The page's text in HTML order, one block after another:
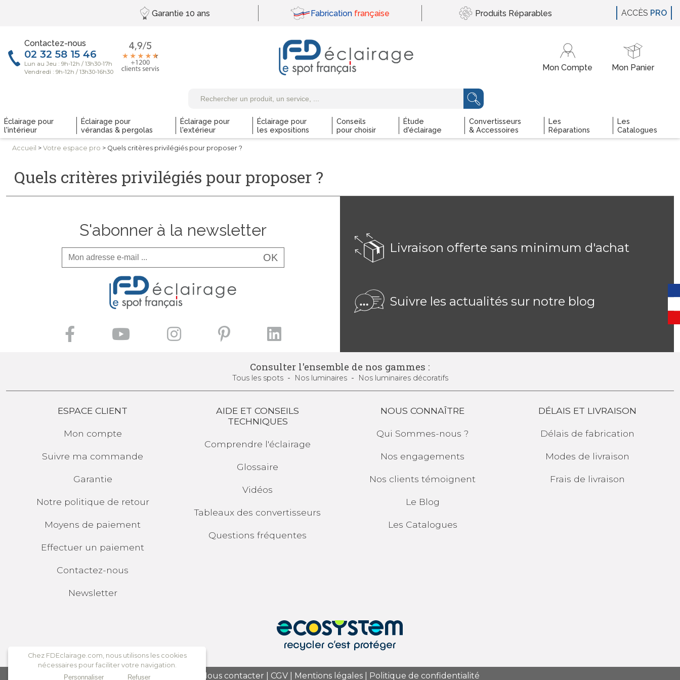
Garantie 10 ans Fabrication française Produits Réparables
Contactez-nous
Éclairage pour
l'intérieur
Éclairage pour
vérandas & pergolas
Éclairage pour
l'extérieur
Éclairage pour
les expositions
Conseils
pour choisir
Étude
d'éclairage
Convertisseurs
& Accessoires
Les
Réparations
Les
Catalogues
ACCÈS PRO
Accueil > Votre espace pro > Quels critères privilégiés pour proposer ?
Quels critères privilégiés pour proposer ?
S'abonner à la newsletter
OK
Livraison offerte sans minimum d'achat
Suivre les actualités sur notre blog
Consulter l'ensemble de nos gammes :
Tous les spots Nos luminaires Nos luminaires décoratifs
ESPACE CLIENT
Mon compte
Suivre ma commande
Garantie
Notre politique de retour
Moyens de paiement
Effectuer un paiement
Contactez-nous
Newsletter
AIDE ET CONSEILS
TECHNIQUES
Comprendre l'éclairage
Glossaire
Vidéos
Tableaux des convertisseurs
Questions fréquentes
NOUS CONNAÎTRE
Qui Sommes-nous ?
Nos engagements
Nos clients témoignent
Le Blog
Les Catalogues
DÉLAIS ET LIVRAISON
Délais de fabrication
Modes de livraison
Frais de livraison
Nous contacter CGV| Mentions légales| Politique de confidentialité
Chez FDEclairage.com, nous utilisons les cookies
nécessaires pour faciliter votre navigation.
Refuser
Personnaliser